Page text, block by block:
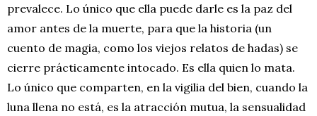
prevalece. Lo único que ella puede darle es la paz del
amor antes de la muerte, para que la historia (un
cuento de magia, como los viejos relatos de hadas) se
cierre prácticamente intocado. Es ella quien lo mata.
Lo único que comparten, en la vigilia del bien, cuando la
luna llena no está, es la atracción mutua, la sensualidad